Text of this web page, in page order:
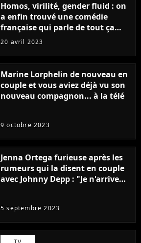
Homos, virilité, gender fluid : on
a enfin trouvé une comédie
française qui parle de tout ça
sans être super ringarde
20 avril 2023
Marine Lorphelin de nouveau en
couple et vous aviez déjà vu son
nouveau compagnon... à la télé
9 octobre 2023
Jenna Ortega furieuse après les
rumeurs qui la disent en couple
avec Johnny Depp : "Je n'arrive
5 septembre 2023